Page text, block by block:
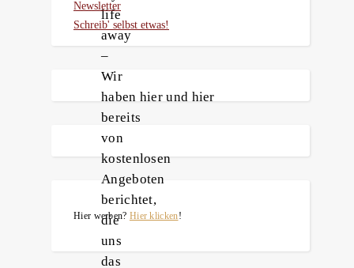
life
away
–
Wir
haben hier und hier
bereits
von
kostenlosen
Angeboten
berichtet,
die
uns
das
Newsletter
Schreib' selbst etwas!
Hier werben? Hier klicken!